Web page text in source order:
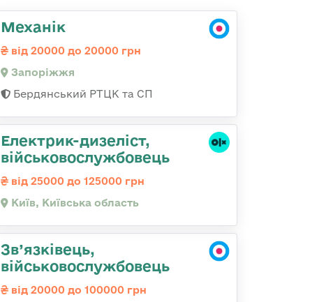
Механік
від 20000 до 20000 грн
Запоріжжя
Бердянський РТЦК та СП
Електрик-дизеліст,
військовослужбовець
від 25000 до 125000 грн
Київ, Київська область
Зв’язківець,
військовослужбовець
від 20000 до 100000 грн